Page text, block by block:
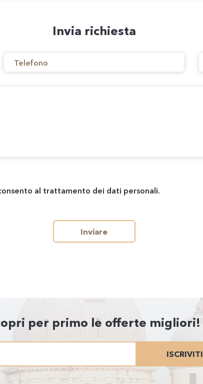
Invia richiesta
al trattamento dei dati personali.
Inviare
per primo le offerte migliori!
ISCRIVITI